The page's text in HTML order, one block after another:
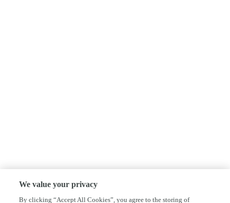
We value your privacy
By clicking “Accept All Cookies”, you agree to the storing of